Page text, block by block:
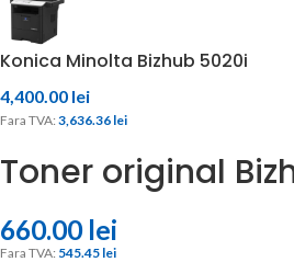
Konica Minolta Bizhub 5020i
4,400.00 lei
Fara TVA: 3,636.36 lei
Toner original
660.00 lei
Fara TVA: 545.45 lei